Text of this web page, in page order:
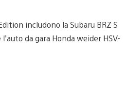
includono la Subaru BRZ S
da gara Honda weider HSV-